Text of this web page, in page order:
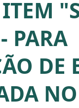
ITEM
PARA
DE
NO